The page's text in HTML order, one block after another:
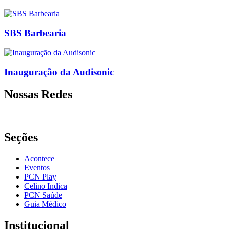
SBS Barbearia
Inauguração da Audisonic
Nossas Redes
Seções
Acontece
Eventos
PCN Play
Celino Indica
PCN Saúde
Guia Médico
Institucional